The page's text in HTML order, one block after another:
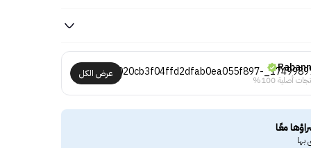
أصلية 100%
عرض الكل
معًا
بها